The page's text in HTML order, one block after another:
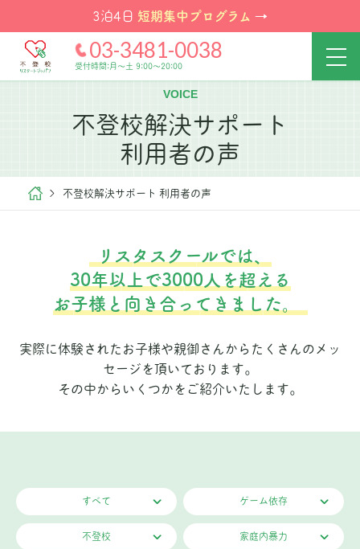
3泊4日 短期集中プログラム →
03-3481-0038
受付時間:月～土 9:00～20:00
VOICE
不登校解決サポート
利用者の声
不登校解決サポート 利用者の声
リスタスクールでは、
30年以上で3000人を超える
お子様と向き合ってきました。
実際に体験されたお子様や親御さんからたくさんのメッ
セージを頂いております。
その中からいくつかをご紹介いたします。
すべて ゲーム依存
不登校 家庭内暴力